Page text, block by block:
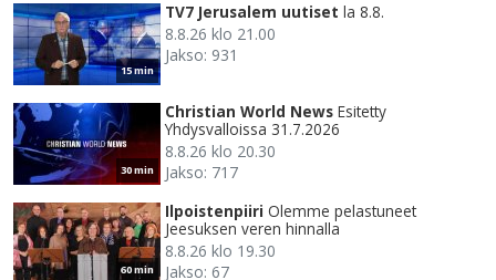
15 min
TV7 Jerusalem uutiset la 8.8.
8.8.26 klo 21.00
Jakso: 931
30 min
Christian World News Esitetty
Yhdysvalloissa 31.7.2026
8.8.26 klo 20.30
Jakso: 717
60 min
Ilpoistenpiiri Olemme pelastuneet
Jeesuksen veren hinnalla
8.8.26 klo 19.30
Jakso: 67